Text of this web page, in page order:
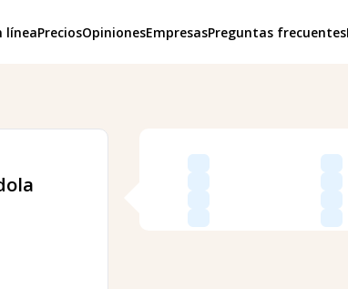
líneaPreciosOpinionesEmpresasPreguntas frecuentes